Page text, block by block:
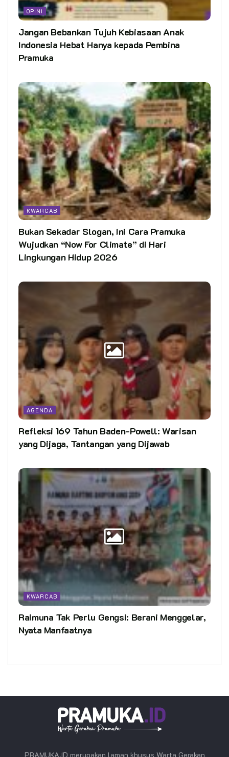
OPINI
Jangan Bebankan Tujuh Kebiasaan Anak
Indonesia Hebat Hanya kepada Pembina
Pramuka
KWARCAB
Bukan Sekadar Slogan, Ini Cara Pramuka
Wujudkan “Now For Climate” di Hari
Lingkungan Hidup 2026
AGENDA
Refleksi 169 Tahun Baden-Powell: Warisan
yang Dijaga, Tantangan yang Dijawab
KWARCAB
Raimuna Tak Perlu Gengsi: Berani Menggelar,
Nyata Manfaatnya
PRAMUKA.ID merupakan laman khusus Warta Gerakan